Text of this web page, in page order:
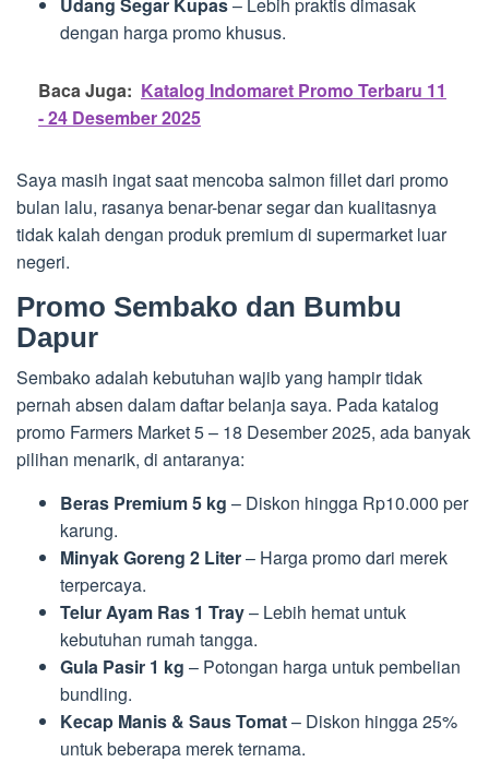
Udang Segar Kupas– Lebih praktis dimasak
dengan harga promo khusus.
Baca Juga: Katalog Indomaret Promo Terbaru 11
- 24 Desember 2025
Saya masih ingat saat mencoba salmon fillet dari promo
bulan lalu, rasanya benar-benar segar dan kualitasnya
tidak kalah dengan produk premium di supermarket luar
negeri.
Promo Sembako dan Bumbu
Dapur
Sembako adalah kebutuhan wajib yang hampir tidak
pernah absen dalam daftar belanja saya. Pada katalog
promo Farmers Market 5 – 18 Desember 2025, ada banyak
pilihan menarik, di antaranya:
Beras Premium 5 kg – Diskon hingga Rp10.000 per
karung.
Minyak Goreng 2 Liter– Harga promo dari merek
terpercaya.
Telur Ayam Ras 1 Tray– Lebih hemat untuk
kebutuhan rumah tangga.
Gula Pasir 1 kg – Potongan harga untuk pembelian
bundling.
Kecap Manis & Saus Tomat– Diskon hingga 25%
untuk beberapa merek ternama.